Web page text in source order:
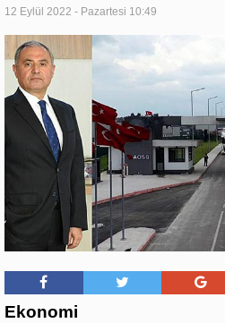
12 Eylül 2022 - Pazartesi 10:49
Ekonomi